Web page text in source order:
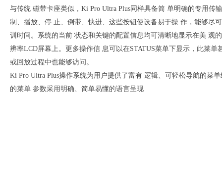
与传统 磁带卡座类似，Ki Pro Ultra Plus同样具备简 单明确的专用传
制、播放、停 止、倒带、快进、这些按钮使设备易于操 作，能够尽
训时间。系统的当前 状态和关键的配置信息均可清晰地显示在美 观
辨率LCD屏幕上。更多操作信 息可以在STATUS菜单下显示，此菜单
或回放过程中也能够访问。
Ki Pro Ultra Plus操作系统为用户提供了富有 逻辑、可轻松导航的菜
的菜单 参数采用明确、简单易懂的语言呈现